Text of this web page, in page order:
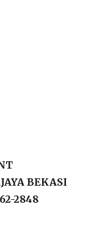
BEKASI
2848